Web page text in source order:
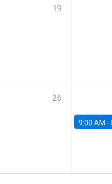
19
26
9:00 AM -